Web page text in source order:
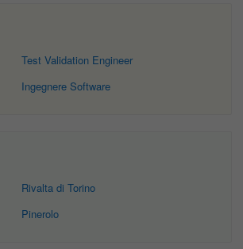
Test Validation Engineer
Ingegnere Software
Rivalta di Torino
Pinerolo